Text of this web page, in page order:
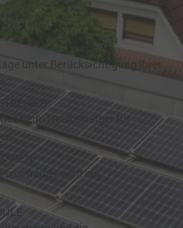
unter Berücksichtigung Ihrer
beim Netzbetreiber für
wird ein